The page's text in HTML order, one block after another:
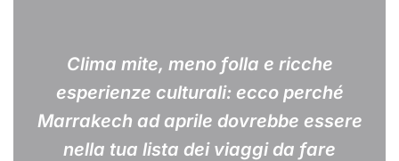
Clima mite, meno folla e ricche
esperienze culturali: ecco perché
Marrakech ad aprile dovrebbe essere
nella tua lista dei viaggi da fare